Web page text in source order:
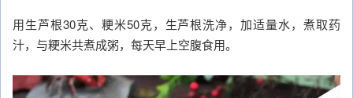
用生芦根30克、粳米50克，生芦根洗净，加适量水，煮取药
汁，与粳米共煮成粥，每天早上空腹食用。